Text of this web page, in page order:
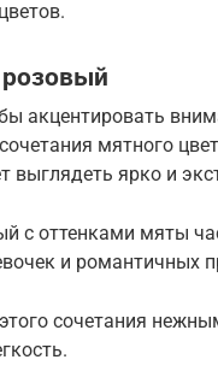
цветов.
акцентировать
мятного
выглядеть ярко и
с оттенками мяты
и романтичных
сочетания